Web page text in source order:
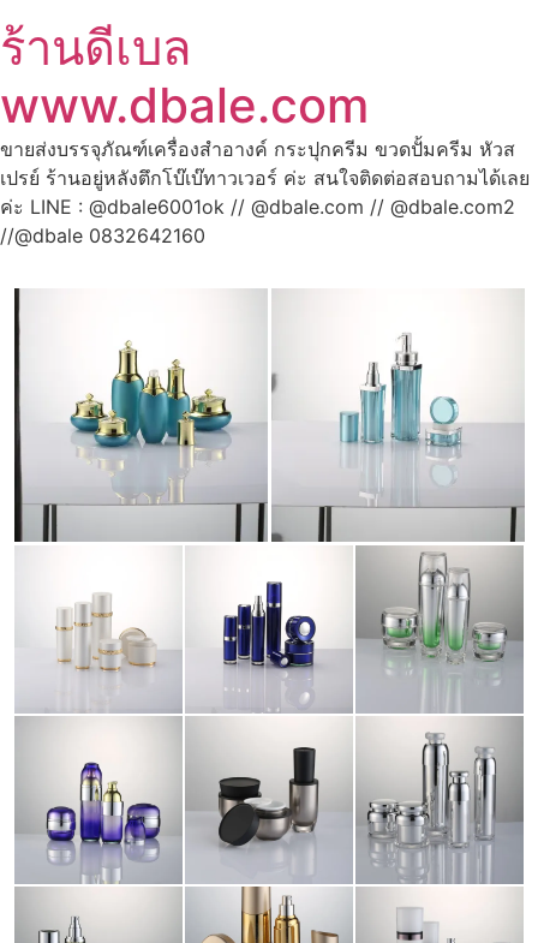
ร้านดีเบล
www.dbale.com
ขายส่งบรรจุภัณฑ์เครื่องสำอางค์ กระปุกครีม ขวดปั้มครีม หัวส
เปรย์ ร้านอยู่หลังตึกโบ๊เบ๊ทาวเวอร์ ค่ะ สนใจติดต่อสอบถามได้เลย
ค่ะ LINE : @dbale6001ok // @dbale.com // @dbale.com2
//@dbale 0832642160